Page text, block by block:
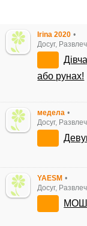
Irina 2020 •
Досуг,
або рунах!
медела •
Досуг,
YAESM •
Досуг,